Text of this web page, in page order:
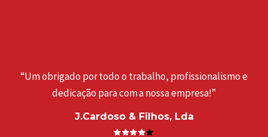
“Um obrigado por todo o trabalho, profissionalismo e
dedicação para com a nossa empresa!”
J.Cardoso & Filhos, Lda